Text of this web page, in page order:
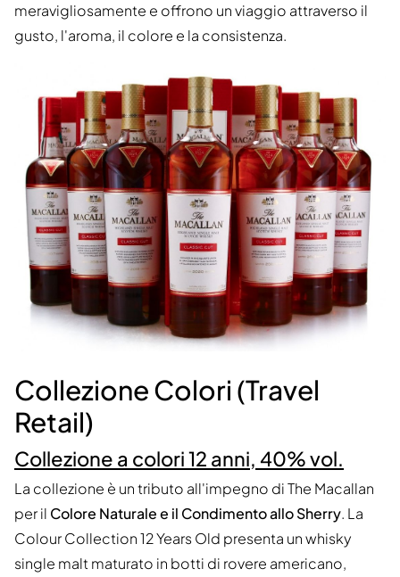
meravigliosamente e offrono un viaggio attraverso il
gusto, l'aroma, il colore e la consistenza.
Collezione Colori (Travel
Retail)
Collezione a colori 12 anni, 40% vol.
La collezione è un tributo all'impegno di The Macallan
per il Colore Naturale e il Condimento allo Sherry. La
Colour Collection 12 Years Old presenta un whisky
single malt maturato in botti di rovere americano,